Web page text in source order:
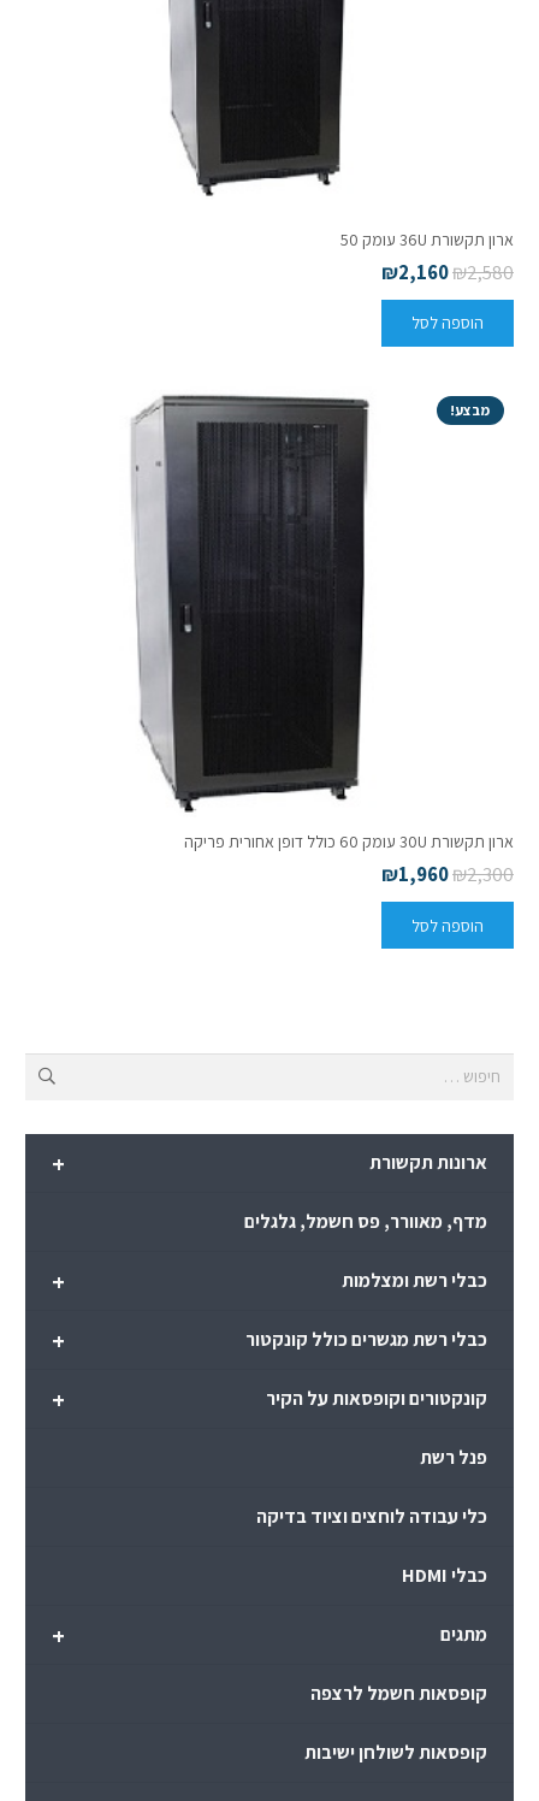
ארון תקשורת 36U עומק 50
₪2,580
₪2,160
הוספה לסל
מבצע!
ארון תקשורת 30U עומק 60 כולל דופן אחורית פריקה
₪2,300
₪1,960
הוספה לסל
+ ארונות תקשורת
מדף, מאוורר, פס חשמל, גלגלים
+ כבלי רשת ומצלמות
+ כבלי רשת מגשרים כולל קונקטור
+ קונקטורים וקופסאות על הקיר
פנל רשת
כלי עבודה לוחצים וציוד בדיקה
כבלי HDMI
+ מתגים
קופסאות חשמל לרצפה
קופסאות לשולחן ישיבות